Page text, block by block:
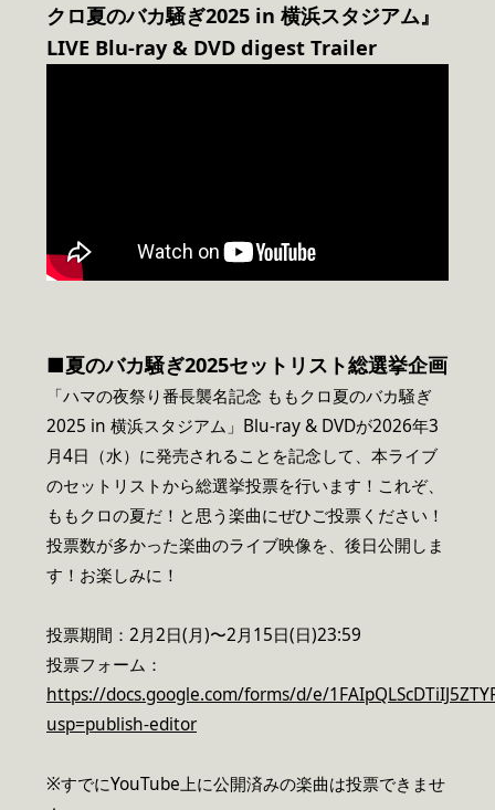
クロ夏のバカ騒ぎ2025 in 横浜スタジアム』
LIVE Blu-ray & DVD digest Trailer
■夏のバカ騒ぎ2025セットリスト総選挙企画
「ハマの夜祭り番長襲名記念 ももクロ夏のバカ騒ぎ
2025 in 横浜スタジアム」Blu-ray & DVDが2026年3
月4日（水）に発売されることを記念して、本ライブ
のセットリストから総選挙投票を行います！これぞ、
ももクロの夏だ！と思う楽曲にぜひご投票ください！
投票数が多かった楽曲のライブ映像を、後日公開しま
す！お楽しみに！
投票期間：2月2日(月)〜2月15日(日)23:59
投票フォーム：
https://docs.google.com/forms/d/e/
usp=publish-editor
※すでにYouTube上に公開済みの楽曲は投票できませ